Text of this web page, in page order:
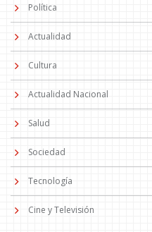
Política
Actualidad
Cultura
Actualidad Nacional
Salud
Sociedad
Tecnología
Cine y Televisión